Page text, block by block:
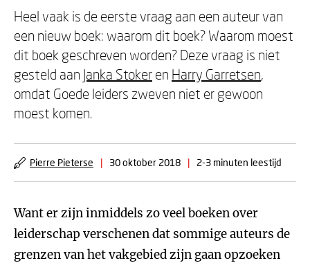
Heel vaak is de eerste vraag aan een auteur van
een nieuw boek: waarom dit boek? Waarom moest
dit boek geschreven worden? Deze vraag is niet
gesteld aan Janka Stoker en Harry Garretsen,
omdat Goede leiders zweven niet er gewoon
moest komen.
Pierre Pieterse | 30 oktober 2018 | 2-3 minuten leestijd
Want er zijn inmiddels zo veel boeken over
leiderschap verschenen dat sommige auteurs de
grenzen van het vakgebied zijn gaan opzoeken